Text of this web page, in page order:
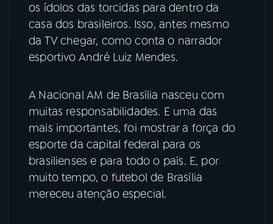
os ídolos das torcidas para dentro da
casa dos brasileiros. Isso, antes mesmo
da TV chegar, como conta o narrador
esportivo André Luiz Mendes.
A Nacional AM de Brasília nasceu com
muitas responsabilidades. E uma das
mais importantes, foi mostrar a força do
esporte da capital federal para os
brasilienses e para todo o país. E, por
muito tempo, o futebol de Brasília
mereceu atenção especial.